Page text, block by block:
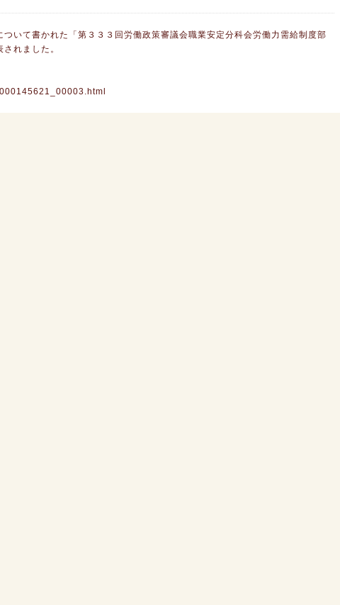
いて書かれた「第３３３回労働政策審議会職業安定分科会労働力需給制度部
れました。